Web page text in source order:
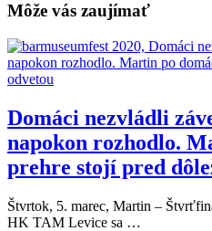
Môže vás zaujímať
Domáci nezvládli
napokon rozhodlo.
prehre stojí pred
Štvrtok, 5. marec, Martin –
HK TAM Levice sa …